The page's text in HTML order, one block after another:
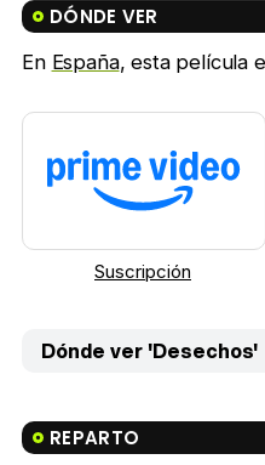
DÓNDE VER
En España, esta película
Suscripción
Dónde ver 'Desechos'
REPARTO